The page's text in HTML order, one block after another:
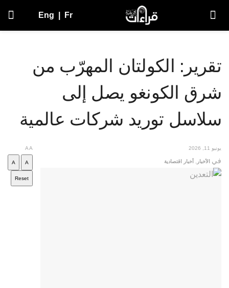
Eng Fr
تقرير: الكولتان المهرّب من
شرق الكونغو يصل إلى
سلاسل توريد شركات عالمية
يونيو 11, 2026
في الأخبار أخبار اقتصادية
AA
A
A
Reset